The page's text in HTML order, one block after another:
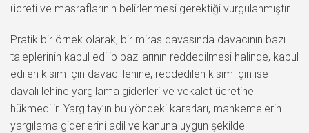
ücreti ve masraflarının belirlenmesi gerektiği vurgulanmıştır.
Pratik bir örnek olarak, bir miras davasında davacının bazı
taleplerinin kabul edilip bazılarının reddedilmesi halinde, kabul
edilen kısım için davacı lehine, reddedilen kısım için ise
davalı lehine yargılama giderleri ve vekalet ücretine
hükmedilir. Yargıtay’ın bu yöndeki kararları, mahkemelerin
yargılama giderlerini adil ve kanuna uygun şekilde